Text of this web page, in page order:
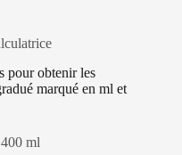
pour obtenir les
marqué en ml et
ml